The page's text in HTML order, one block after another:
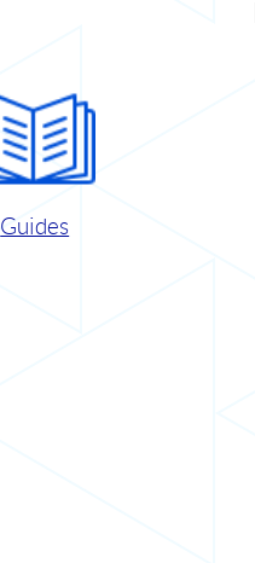
Guides